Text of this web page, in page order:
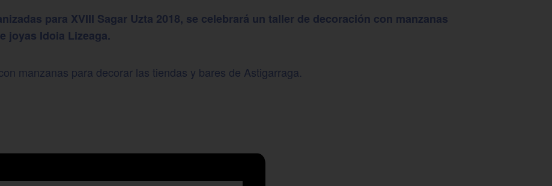
para XVIII Sagar Uzta 2018, se celebrará un taller de decoración con manzanas
joyas Idoia Lizeaga.
manzanas para decorar las tiendas y bares de Astigarraga.